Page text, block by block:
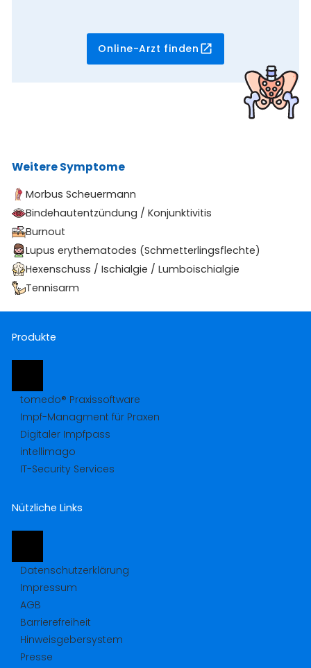
Online-Arzt finden
Weitere Symptome
Morbus Scheuermann
Bindehautentzündung / Konjunktivitis
Burnout
Lupus erythematodes (Schmetterlingsflechte)
Hexenschuss / Ischialgie / Lumboischialgie
Tennisarm
Nützliche Links
Datenschutzerklärung
Impressum
AGB
Barrierefreiheit
Hinweisgebersystem
Presse
Produkte
tomedo® Praxissoftware
Impf-Managment für Praxen
Digitaler Impfpass
intellimago
IT-Security Services